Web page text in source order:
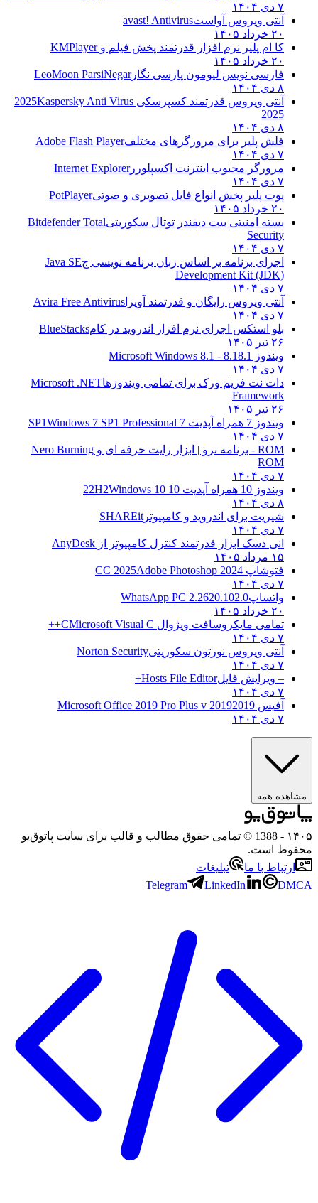
آنتی ویروس آواستavast! Antivirus
۲۰ خرداد ۱۴۰۵
کا ام پلیر نرم افزار قدرتمند پخش فیلم وKMPlayer
۲۰ خرداد ۱۴۰۵
فارسی نویس لیومون پارسی نگارLeoMoon ParsiNegar
آنتی ویروس قدرتمند کسپرسکی 2025 Kaspersky Anti Virus
2025
فلش پلیر برای مرورگرهای مختلف Adobe Flash Player
مرورگر محبوب اینترنت اکسپلورر Internet Explorer
پوت پلیر پخش انواع فایل تصویری و صوتیPotPlayer
۲۰ خرداد ۱۴۰۵
بسته امنیتی بیت دیفندر توتال سکوریتیBitdefender Total
Security
اجرای برنامه بر اساس زبان برنامه نویسی ج Java SE
Development Kit (JDK)
آنتی ویروس رایگان و قدرتمند آویراAvira Free Antivirus
بلو استکس اجرای نرم افزار اندروید در کامBlueStacks
۲۶ تیر ۱۴۰۵
ویندوز 8.18.1 - Microsoft Windows 8.1
دات نت فریم ورک برای تمامی ویندوزهاMicrosoft .NET
Framework
۲۶ تیر ۱۴۰۵
ویندوز 7 همراه آپدیت 7 SP1
Windows 7 SP1 Professional
ROM - برنامه نرو | ابزار رایت حرفه ای و
Nero Burning
ROM
ویندوز 10 همراه آپدیت 10 22H2
Windows 10
شیریت برای اندروید و کامپیوترSHAREit
انی دسک ابزار قدرتمند کنترل کامپیوتر ازAnyDesk
۱۵ مرداد ۱۴۰۵
فتوشاپ CC 2025Adobe Photoshop 2024
واتساپWhatsApp PC 2.2620.102.0
۲۰ خرداد ۱۴۰۵
تمامی مایکروسافت ویژوال C Microsoft Visual C++
آنتی ویروس نورتون سکوریتیNorton Security
– ویرایش فایلHosts File Editor+
آفیس 2019 2019 Microsoft Office 2019 Pro Plus v
مشاهده همه
- 1388 © تمامی حقوق مطالب و قالب برای سایت پاتوق‌یو
است.
ارتباط با ما
تبلیغات
Telegram
LinkedIn